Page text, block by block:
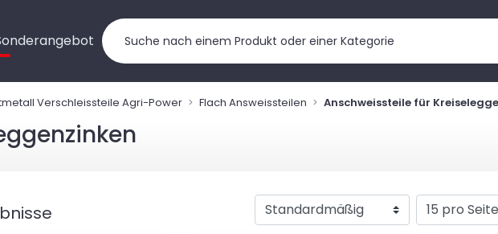
Verschleissteile Agri-Power Flach Answeissteilen Anschweissteile für